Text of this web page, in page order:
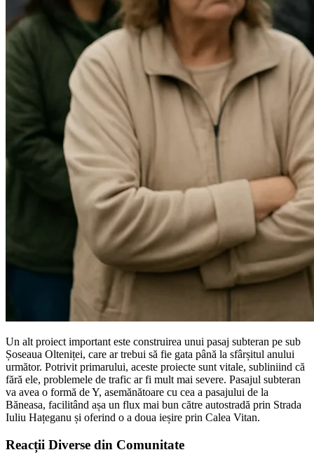
Un alt proiect important este construirea unui pasaj subteran pe sub
Șoseaua Olteniței, care ar trebui să fie gata până la sfârșitul anului
următor. Potrivit primarului, aceste proiecte sunt vitale, subliniind că
fără ele, problemele de trafic ar fi mult mai severe. Pasajul subteran
va avea o formă de Y, asemănătoare cu cea a pasajului de la
Băneasa, facilitând așa un flux mai bun către autostradă prin Strada
Iuliu Hațeganu și oferind o a doua ieșire prin Calea Vitan.
Reacții Diverse din Comunitate